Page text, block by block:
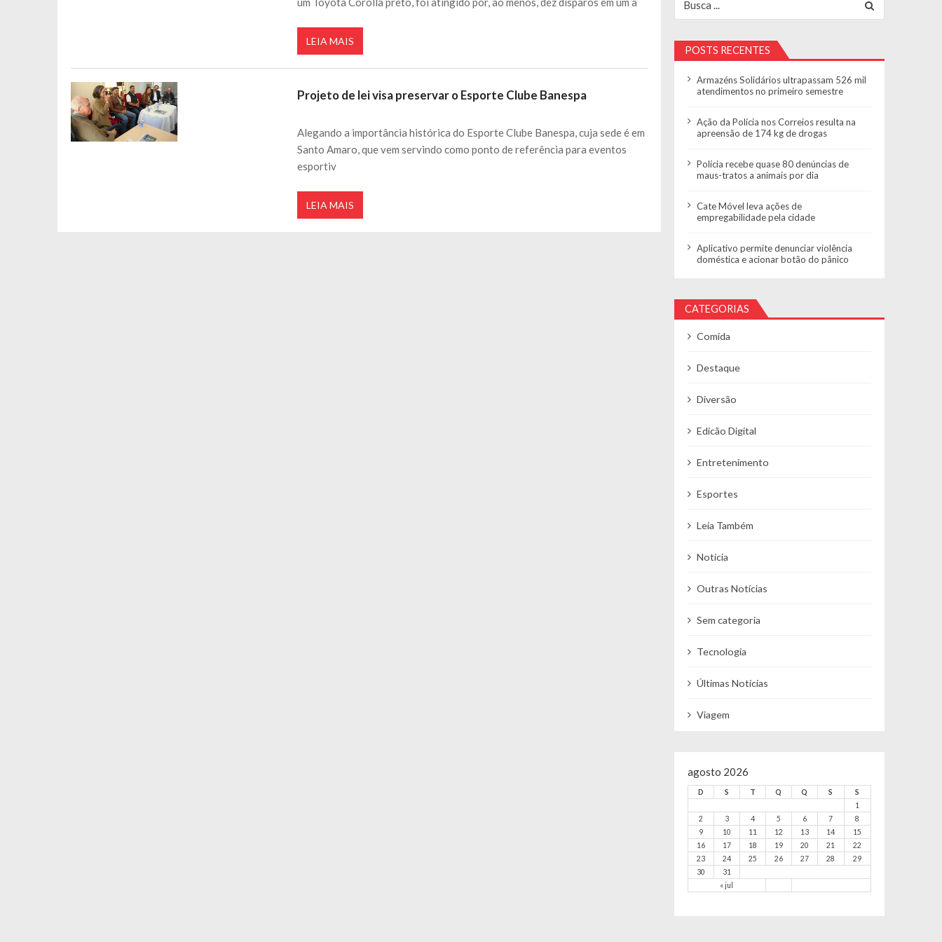
LEIA MAIS
Projeto de lei visa preservar o Esporte Clube Banespa
Alegando a importância histórica do Esporte Clube Banespa, cuja sede é em
Santo Amaro, que vem servindo como ponto de referência para eventos
esportiv
LEIA MAIS
POSTS RECENTES
Armazéns Solidários ultrapassam 526 mil
atendimentos no primeiro semestre
Ação da Polícia nos Correios resulta na
apreensão de 174 kg de drogas
Polícia recebe quase 80 denúncias de
maus-tratos a animais por dia
Cate Móvel leva ações de
empregabilidade pela cidade
Aplicativo permite denunciar violência
doméstica e acionar botão do pânico
CATEGORIAS
Comida
Destaque
Diversão
Edicão Digital
Entretenimento
Esportes
Leia Também
Notícia
Outras Notícias
Sem categoria
Tecnologia
Últimas Notícias
Viagem
agosto 2026
D S T Q Q S S
« jul
1
2
3 4 5 6 7
8
9
10 11 12 13 14
15
16
17 18 19 20 21
22
23
24 25 26 27 28
29
30
31